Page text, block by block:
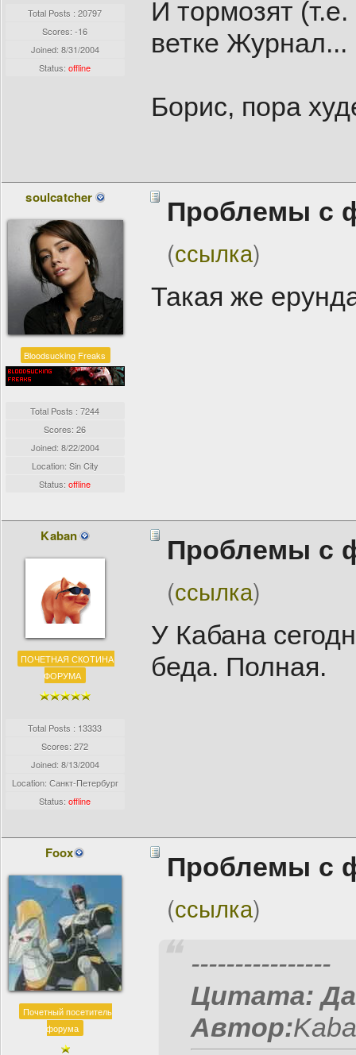
Total Posts : 20797
Scores: -16
Joined: 8/31/2004
Status:offline
И тормозят
ветке Журнал...
Борис, пора
soulcatcher
Bloodsucking Freaks
Total Posts : 7244
Scores: 26
Joined: 8/22/2004
Location: Sin City
Status:offline
Проблемы с
(ссылка)
Такая же
Kaban
ПОЧЕТНАЯ СКОТИНА
ФОРУМА
Total Posts : 13333
Scores: 272
Joined: 8/13/2004
Location: Санкт-Петербург
Status:offline
Проблемы с
(ссылка)
У Кабана
беда. Полная.
Foox
Почетный посетитель
форума
Проблемы с
(ссылка)
----------------
Цитата:
Автор: